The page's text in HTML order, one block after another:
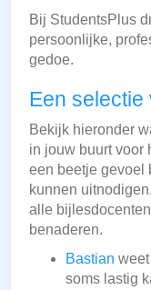
Bij StudentsPlus
persoonlijke,
gedoe.
Een
Bekijk hieronder
in jouw buurt voor
een beetje gevoel
kunnen
alle
benaderen.
Bastian
soms lastig